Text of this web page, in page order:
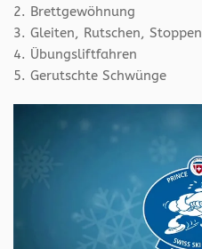
2. Brettgewöhnung
3. Gleiten, Rutschen, Stoppen
4. Übungsliftfahren
5. Gerutschte Schwünge